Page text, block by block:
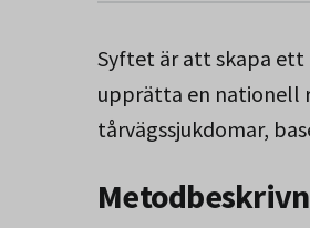
Syftet är att skapa ett
upprätta en nationell
tårvägssjukdomar,